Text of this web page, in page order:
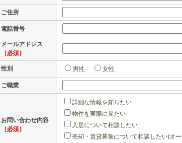
ご住所
電話番号
メールアドレス
［必須］
性別 男性 女性
ご職業
お問い合わせ内容
［必須］
詳細な情報を知りたい
物件を実際に見たい
入居について相談したい
売却・賃貸募集について相談したい(オ